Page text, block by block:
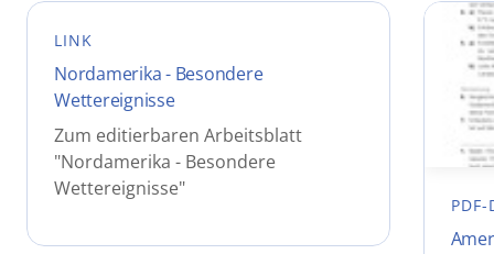
LINK
Nordamerika - Besondere
Wettereignisse
Zum editierbaren Arbeitsblatt
"Nordamerika - Besondere
Wettereignisse"
PDF-